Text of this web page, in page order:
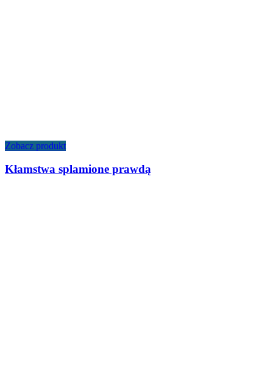
Zobacz produkt
Kłamstwa splamione prawdą